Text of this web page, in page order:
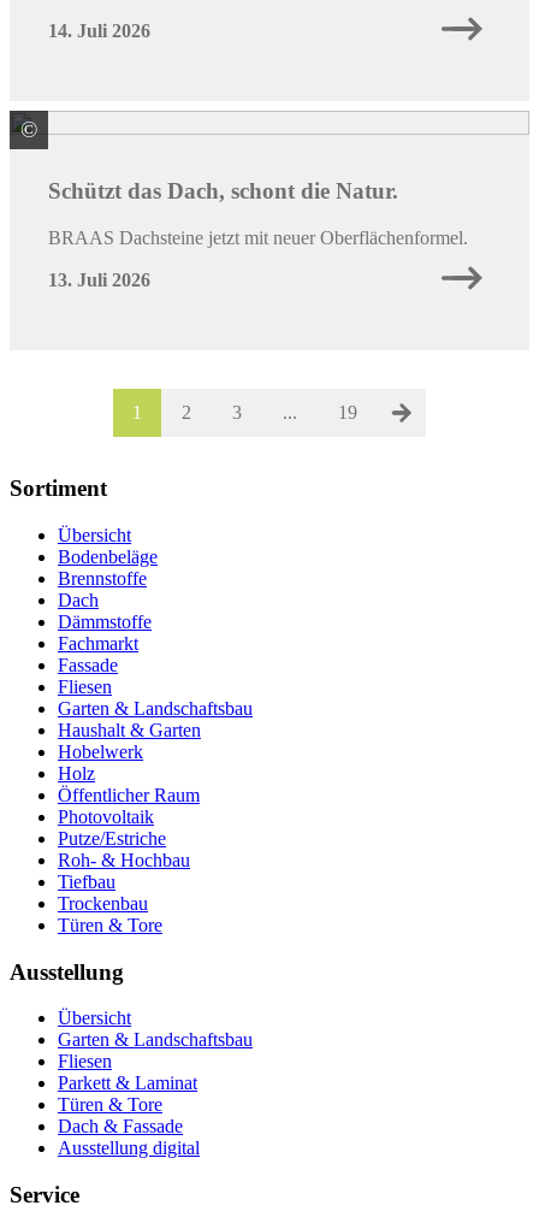
14. Juli 2026
© BMI Deutschland GmbH Marke Braas
Schützt das Dach, schont die Natur.
BRAAS Dachsteine jetzt mit neuer Oberflächenformel.
13. Juli 2026
1 2 3 ... 19
Sortiment
Übersicht
Bodenbeläge
Brennstoffe
Dach
Dämmstoffe
Fachmarkt
Fassade
Fliesen
Garten & Landschaftsbau
Haushalt & Garten
Hobelwerk
Holz
Öffentlicher Raum
Photovoltaik
Putze/Estriche
Roh- & Hochbau
Tiefbau
Trockenbau
Türen & Tore
Ausstellung
Übersicht
Garten & Landschaftsbau
Fliesen
Parkett & Laminat
Türen & Tore
Dach & Fassade
Ausstellung digital
Service